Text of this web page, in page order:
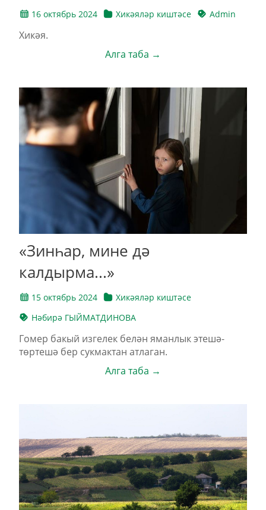
16 октябрь 2024 Хикәяләр киштәсе Admin
Хикәя.
Алга таба →
«Зинһар, мине дә
калдырма...»
15 октябрь 2024
Хикәяләр киштәсе
Нәбирә ГЫЙМАТДИНОВА
Гомер бакый изгелек белән яманлык этешә-
төртешә бер сукмактан атлаган.
Алга таба →